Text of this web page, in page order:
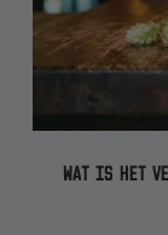
WAT IS HET